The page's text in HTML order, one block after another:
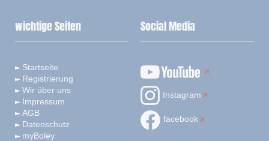
wichtige Seiten
Startseite
Registrierung
Wir über uns
Impressum
AGB
Datenschutz
myBoley
Social Media
Instagram
facebook